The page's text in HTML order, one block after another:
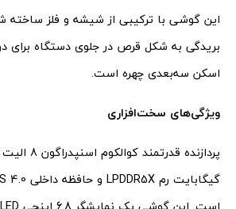
این گوشی با ترکیبی از شیشه و فلز ساخته
بریدگی به شکل قرص در جلوی دستگاه برای
اسکن سه‌بعدی چهره است.
ویژگی‌های سخت‌افزاری